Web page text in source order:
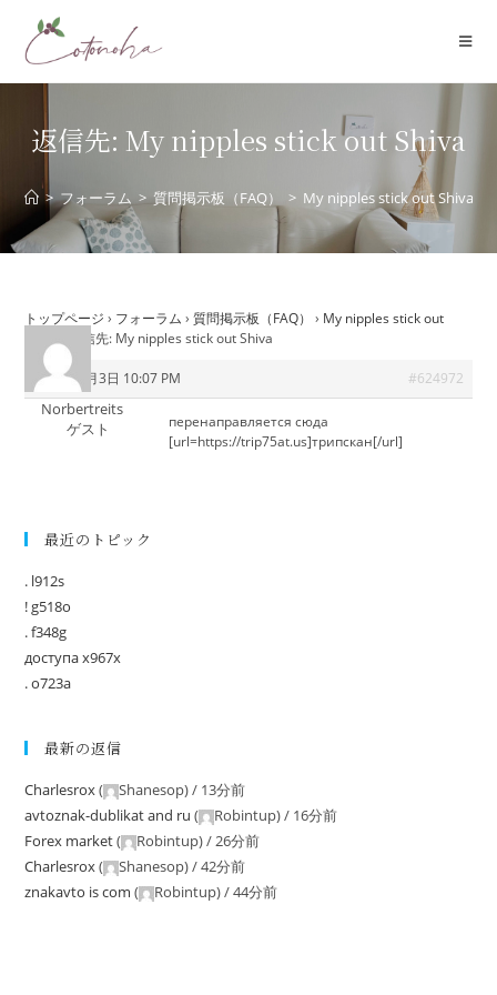
返信先: My nipples stick out Shiva
> フォーラム > 質問掲示板（FAQ） > My nipples stick out Shiva
トップページ › フォーラム › 質問掲示板（FAQ） › My nipples stick out
返信先: My nipples stick out Shiva
2026年7月3日 10:07 PM #624972
Norbertreits
ゲスト
перенаправляется сюда
[url=https://trip75at.us]трипскан[/url]
最近のトピック
. l912s
! g518o
. f348g
доступа x967x
. o723a
最新の返信
Charlesrox( Shanesop) / 13分前
avtoznak-dublikat and ru ( Robintup) / 16分前
Forex market( Robintup) /26分前
Charlesrox( Shanesop) /42分前
znakavto is com ( Robintup) /44分前